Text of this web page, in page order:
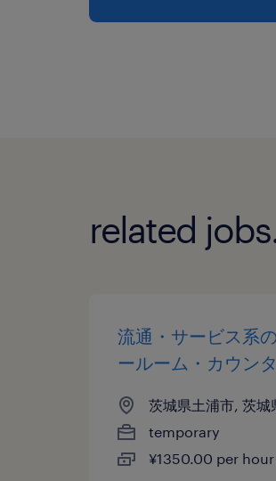
related
流通・サービス系
ールーム・カウンタ
茨城県土浦市, 茨城
temporary
¥1350.00 per hour